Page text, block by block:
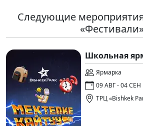
Следующие
Школьная
Ярмарка
09 АВГ - 04 СЕН
ТРЦ «Bishkek